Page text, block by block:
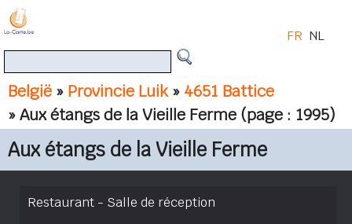
België » Provincie Luik» 4651 Battice
» Aux étangs de la Vieille Ferme (page : 1995)
FR NL
Aux étangs de la Vieille Ferme
Restaurant - Salle de réception